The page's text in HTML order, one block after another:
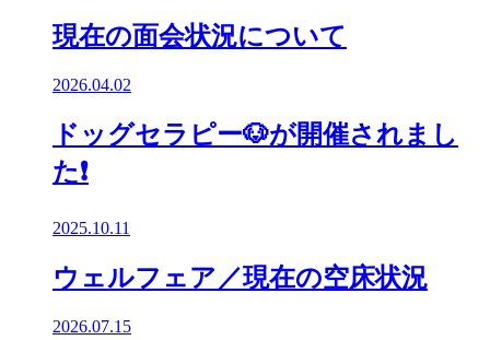
現在の面会状況について
2026.04.02
ドッグセラピー🐶が開催されまし
た❗
2025.10.11
ウェルフェア／現在の空床状況
2026.07.15